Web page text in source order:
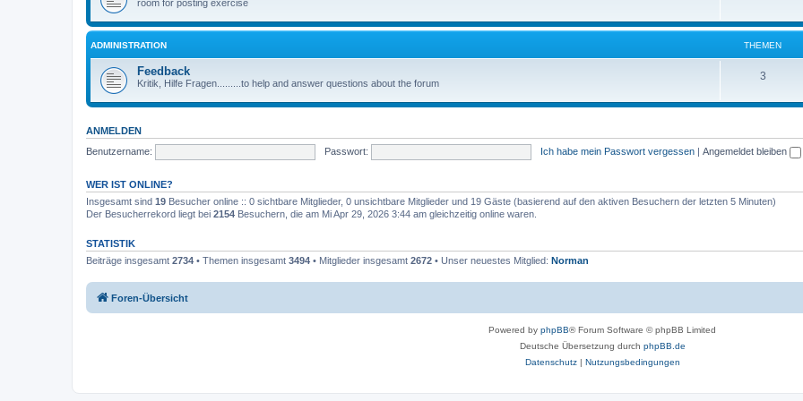
room for posting exercise
ADMINISTRATION THEMEN
Feedback
Kritik, Hilfe Fragen.........to help and answer questions about the forum
3
ANMELDEN
Benutzername:
Passwort: Ich habe mein Passwort vergessen | Angemeldet bleiben
WER IST ONLINE?
Insgesamt sind 19 Besucher online :: 0 sichtbare Mitglieder, 0 unsichtbare Mitglieder und 19 Gäste (basierend auf den aktiven Besuchern der letzten 5 Minuten)
Der Besucherrekord liegt bei 2154 Besuchern, die am Mi Apr 29, 2026 3:44 am gleichzeitig online waren.
STATISTIK
Beiträge insgesamt 2734 • Themen insgesamt 3494 • Mitglieder insgesamt 2672 • Unser neuestes Mitglied: Norman
Foren-Übersicht
Powered by phpBB® Forum Software © phpBB Limited
Deutsche Übersetzung durch phpBB.de
Datenschutz| Nutzungsbedingungen